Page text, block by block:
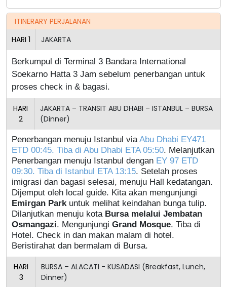
ITINERARY PERJALANAN
HARI 1 JAKARTA
Berkumpul di Terminal 3 Bandara International
Soekarno Hatta 3 Jam sebelum penerbangan untuk
proses check in & bagasi.
HARI
2
JAKARTA – TRANSIT ABU DHABI – ISTANBUL – BURSA
(Dinner)
Penerbangan menuju Istanbul via Abu Dhabi EY471
ETD 00:45. Tiba di Abu Dhabi ETA 05:50. Melanjutkan
Penerbangan menuju Istanbul dengan EY 97 ETD
09:30. Tiba di Istanbul ETA 13:15. Setelah proses
imigrasi dan bagasi selesai, menuju Hall kedatangan.
Dijemput oleh local guide. Kita akan mengunjungi
Emirgan Park untuk melihat keindahan bunga tulip.
Dilanjutkan menuju kota Bursa melalui Jembatan
Osmangazi. Mengunjungi Grand Mosque. Tiba di
Hotel. Check in dan makan malam di hotel.
Beristirahat dan bermalam di Bursa.
HARI
3
BURSA – ALACATI - KUSADASI (Breakfast, Lunch,
Dinner)